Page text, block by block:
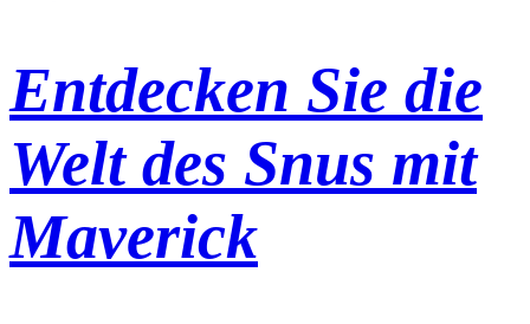
Entdecken Sie die
Welt des Snus mit
Maverick